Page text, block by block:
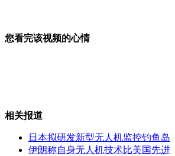
新疆大学生为消除误解请同学吃切糕
您看完该视频的心情
相关报道
日本拟研发新型无人机监控钓鱼岛
伊朗称自身无人机技术比美国先进